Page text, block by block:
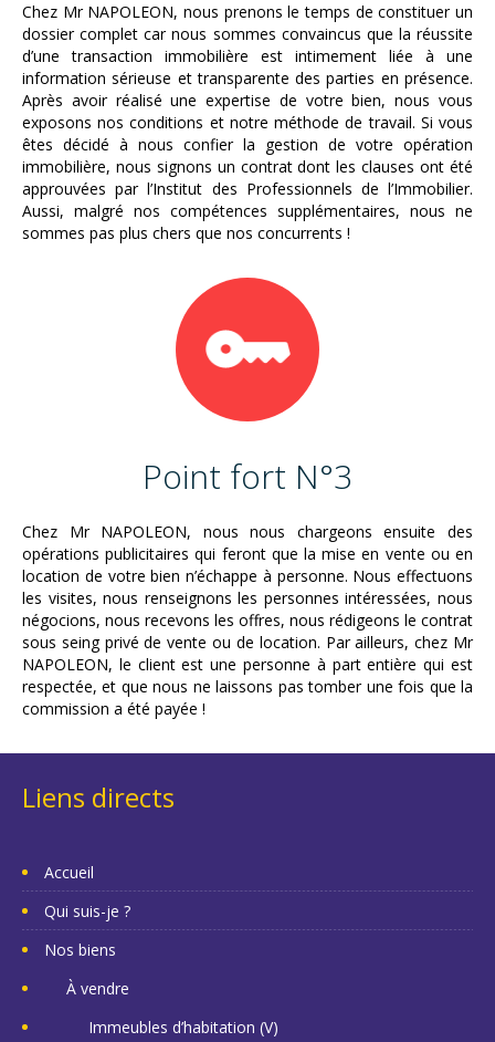
Chez Mr NAPOLEON, nous prenons le temps de constituer un
dossier complet car nous sommes convaincus que la réussite
d’une transaction immobilière est intimement liée à une
information sérieuse et transparente des parties en présence.
Après avoir réalisé une expertise de votre bien, nous vous
exposons nos conditions et notre méthode de travail. Si vous
êtes décidé à nous confier la gestion de votre opération
immobilière, nous signons un contrat dont les clauses ont été
approuvées par l’Institut des Professionnels de l’Immobilier.
Aussi, malgré nos compétences supplémentaires, nous ne
sommes pas plus chers que nos concurrents !
Point fort N°3
Chez Mr NAPOLEON, nous nous chargeons ensuite des
opérations publicitaires qui feront que la mise en vente ou en
location de votre bien n’échappe à personne. Nous effectuons
les visites, nous renseignons les personnes intéressées, nous
négocions, nous recevons les offres, nous rédigeons le contrat
sous seing privé de vente ou de location. Par ailleurs, chez Mr
NAPOLEON, le client est une personne à part entière qui est
respectée, et que nous ne laissons pas tomber une fois que la
commission a été payée !
Liens directs
Accueil
Qui suis-je ?
Nos biens
À vendre
Immeubles d’habitation (V)